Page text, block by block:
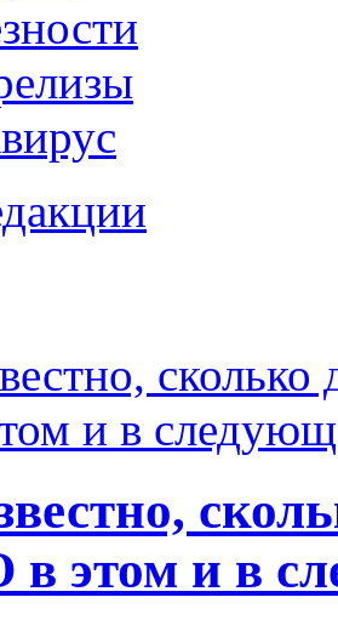
этом и в